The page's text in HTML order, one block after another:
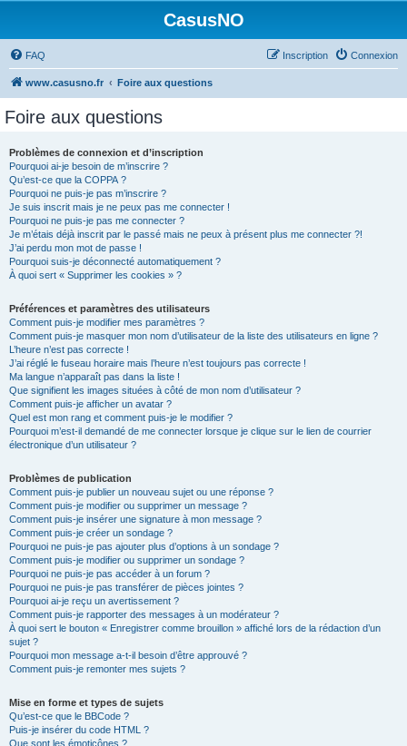
CasusNO
FAQ Connexion
Inscription
www.casusno.fr Foire aux questions
Foire aux questions
Problèmes de connexion et d’inscription
Pourquoi ai-je besoin de m’inscrire ?
Qu’est-ce que la COPPA ?
Pourquoi ne puis-je pas m’inscrire ?
Je suis inscrit mais je ne peux pas me connecter !
Pourquoi ne puis-je pas me connecter ?
Je m’étais déjà inscrit par le passé mais ne peux à présent plus me connecter ?!
J’ai perdu mon mot de passe !
Pourquoi suis-je déconnecté automatiquement ?
À quoi sert « Supprimer les cookies » ?
Préférences et paramètres des utilisateurs
Comment puis-je modifier mes paramètres ?
Comment puis-je masquer mon nom d’utilisateur de la liste des utilisateurs en ligne ?
L’heure n’est pas correcte !
J’ai réglé le fuseau horaire mais l’heure n’est toujours pas correcte !
Ma langue n’apparaît pas dans la liste !
Que signifient les images situées à côté de mon nom d’utilisateur ?
Comment puis-je afficher un avatar ?
Quel est mon rang et comment puis-je le modifier ?
Pourquoi m’est-il demandé de me connecter lorsque je clique sur le lien de courrier
électronique d’un utilisateur ?
Problèmes de publication
Comment puis-je publier un nouveau sujet ou une réponse ?
Comment puis-je modifier ou supprimer un message ?
Comment puis-je insérer une signature à mon message ?
Comment puis-je créer un sondage ?
Pourquoi ne puis-je pas ajouter plus d’options à un sondage ?
Comment puis-je modifier ou supprimer un sondage ?
Pourquoi ne puis-je pas accéder à un forum ?
Pourquoi ne puis-je pas transférer de pièces jointes ?
Pourquoi ai-je reçu un avertissement ?
Comment puis-je rapporter des messages à un modérateur ?
À quoi sert le bouton « Enregistrer comme brouillon » affiché lors de la rédaction d’un
sujet ?
Pourquoi mon message a-t-il besoin d’être approuvé ?
Comment puis-je remonter mes sujets ?
Mise en forme et types de sujets
Qu’est-ce que le BBCode ?
Puis-je insérer du code HTML ?
Que sont les émoticônes ?